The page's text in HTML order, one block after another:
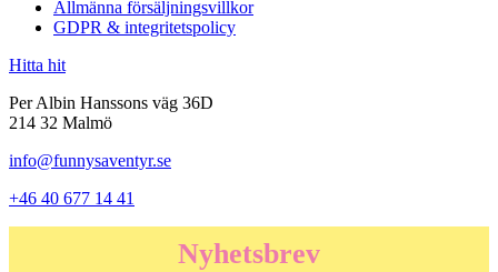
Allmänna försäljningsvillkor
GDPR & integritetspolicy
Hitta hit
Per Albin Hanssons väg 36D
214 32 Malmö
info@funnysaventyr.se
+46 40 677 14 41
Nyhetsbrev